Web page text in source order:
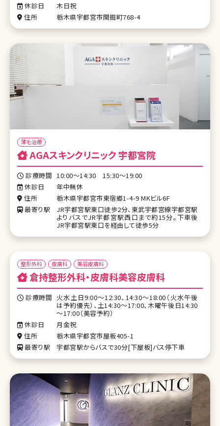
休診日
木日祝
住所
栃木県宇都宮市関掘町768-4
薄毛治療
AGAスキンクリニック 宇都宮院
診療時間 10:00～14:30 15:30～19:00
休診日
年中無休
住所
栃木県宇都宮市東宿郷1-4-9 MKビル6F
最寄り駅
JR宇都宮駅東口徒歩2分、東武宇都宮線宇都宮駅
よりバスでJR宇都宮駅西口まで約15分。下車後
JR宇都宮駅東口を経由して徒歩5分
整形外科 皮膚科 美容皮膚科
倉持整形外科・皮膚科美容皮膚科
診療時間 火水土日9:00～12:30、14:30～18:00（火水午後
は予約優先）、土14:30～17:00、木曜午後日14:30
～17:00（美容予約）
休診日
月金祝
住所
栃木県宇都宮市屋板405-1
最寄り駅
宇都宮駅からバスで30分[下屋板]バス停下車